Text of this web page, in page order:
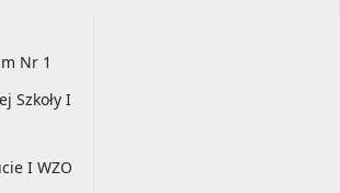
Nr 1
Szkoły I
I WZO